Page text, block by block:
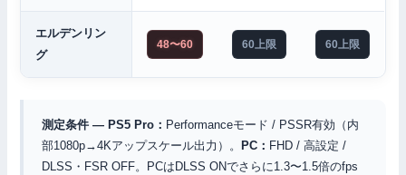
エルデンリン
グ
48〜60 60上限 60上限
測定条件 — PS5 Pro： Performanceモード / PSSR有効（内
部1080p→4Kアップスケール出力）。
PC： FHD / 高設定 /
DLSS・FSR OFF。PCはDLSS ONでさらに1.3〜1.5倍のfps